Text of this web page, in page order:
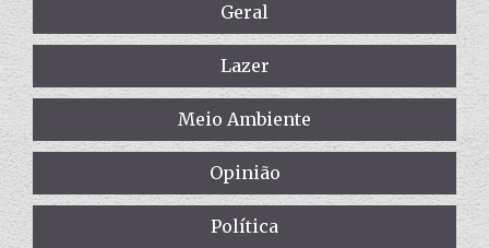
Geral
Lazer
Meio Ambiente
Opinião
Política